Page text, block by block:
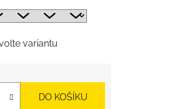
variantu
DO KOŠÍKU